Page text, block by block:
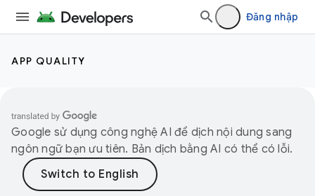
Đăng nhập
APP QUALITY
Google sử dụng công nghệ AI để dịch nội dung sang
ngôn ngữ bạn ưu tiên. Bản dịch bằng AI có thể có lỗi.